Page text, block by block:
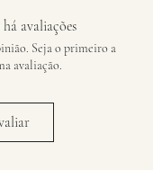
avaliações
Seja o primeiro a
avaliação.